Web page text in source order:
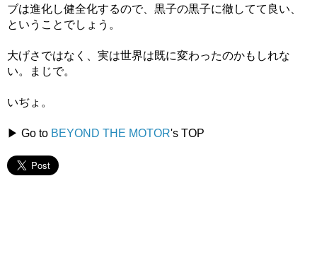
ブは進化し健全化するので、黒子の黒子に徹してて良い、
ということでしょう。
大げさではなく、実は世界は既に変わったのかもしれな
い。まじで。
いぢょ。
▶ Go to BEYOND THE MOTOR's TOP